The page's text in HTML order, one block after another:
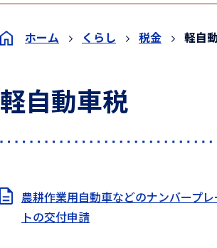
ホーム くらし 税金 軽自
軽自動車税
農耕作業用自動車などのナンバープレ
トの交付申請